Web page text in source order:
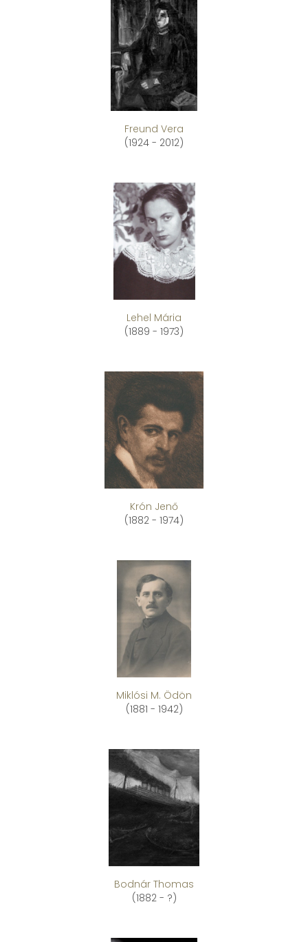
Freund Vera
(1924 - 2012)
Lehel Mária
(1889 - 1973)
Krón Jenő
(1882 - 1974)
Miklósi M. Ödön
(1881 - 1942)
Bodnár Thomas
(1882 - ?)